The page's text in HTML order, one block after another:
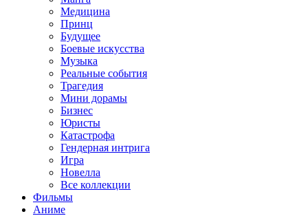
Медицина
Принц
Будущее
Боевые искусства
Музыка
Реальные события
Трагедия
Мини дорамы
Бизнес
Юристы
Катастрофа
Гендерная интрига
Игра
Новелла
Все коллекции
Фильмы
Аниме